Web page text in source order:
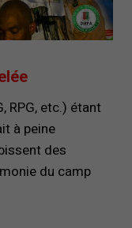
RPG, etc.) étant
à peine
des
du camp